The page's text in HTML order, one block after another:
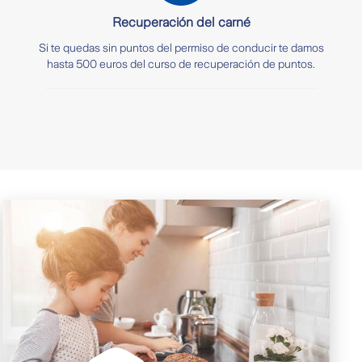
Recuperación del carné
Si te quedas sin puntos del permiso de conducir te damos
hasta 500 euros del curso de recuperación de puntos.